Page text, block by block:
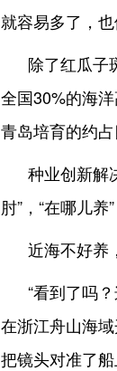
就容易多了，
除了红瓜
全国30%的海
青岛培育的约
种业创新解
肘”，“在哪儿养
近海不好养
“看到了吗
在浙江舟山海
把镜头对准了船